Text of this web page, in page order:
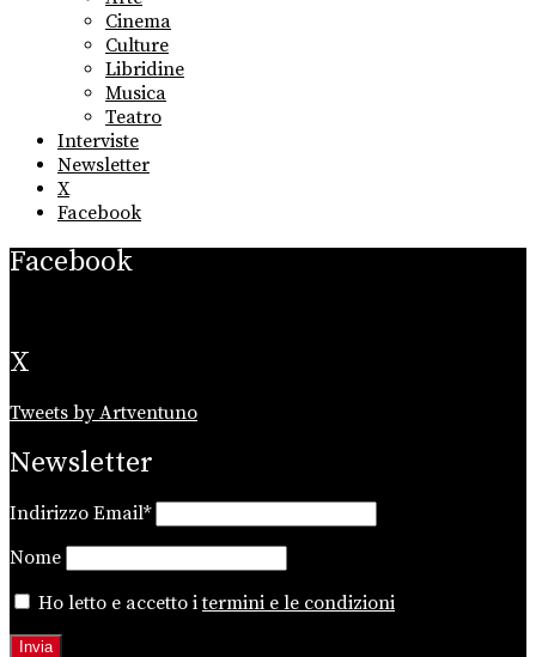
menu
Cinema
Culture
Libridine
Musica
Teatro
Interviste
Newsletter
X
Facebook
Facebook
X
Tweets by Artventuno
Newsletter
Indirizzo Email*
Nome
Ho letto e accetto itermini e le condizioni